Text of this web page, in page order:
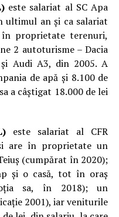
este salariat al SC Apa
ultimul an și ca salariat
proprietate terenuri,
2 autoturisme – Dacia
Audi A3, din 2005. A
de apă și 8.100 de
a câștigat 18.000 de lei
este salariat al CFR
are în proprietate un
(cumpărat în 2020);
și o casă, tot în oraș
sa, în 2018); un
2001), iar veniturile